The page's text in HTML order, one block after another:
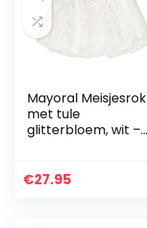
Mayoral Meisjesrok
met tule
glitterbloem, wit –
€27.95